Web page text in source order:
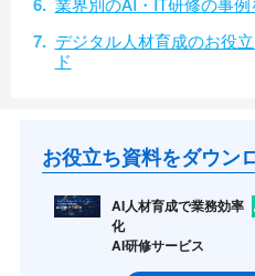
デジタル人材育成のお役
ド
お役立ち資料をダウン
AI人材育成で業務効率
化
AI研修サービス